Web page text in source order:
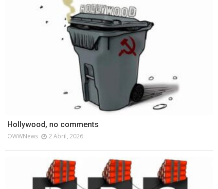
Hollywood, no comments
OWWNews 2 Abril, 2026